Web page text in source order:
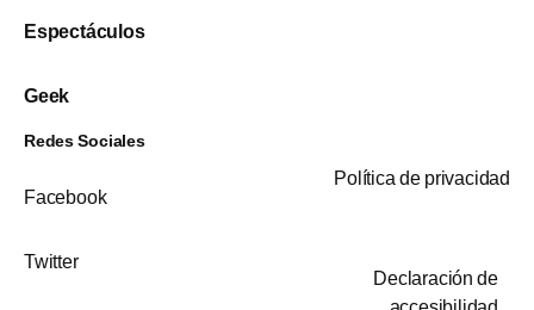
Espectáculos
Geek
Redes Sociales
Facebook
Twitter
Política de privacidad
Declaración de